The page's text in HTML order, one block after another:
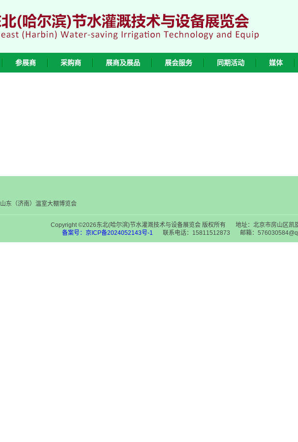
参展商 采购商 展商及展品 展会服务 同期活动 媒体
山东（济南）温室大棚博览会
Copyright ©2026东北(哈尔滨)节水灌溉技术与设备展览会 版权所有
地址：北京市房山区凯
备案号：京ICP备2024052143号-1
联系电话：15811512873 邮箱：